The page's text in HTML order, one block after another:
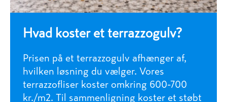
Hvad koster et terrazzogulv?
Prisen på et terrazzogulv afhænger af,
hvilken løsning du vælger. Vores
terrazzofliser koster omkring 600-700
kr./m2. Til sammenligning koster et støbt